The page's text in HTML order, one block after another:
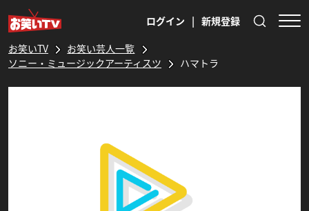
ログイン | 新規登録
お笑いTV
お笑い芸人一覧
ソニー・ミュージックアーティスツ
ハマトラ